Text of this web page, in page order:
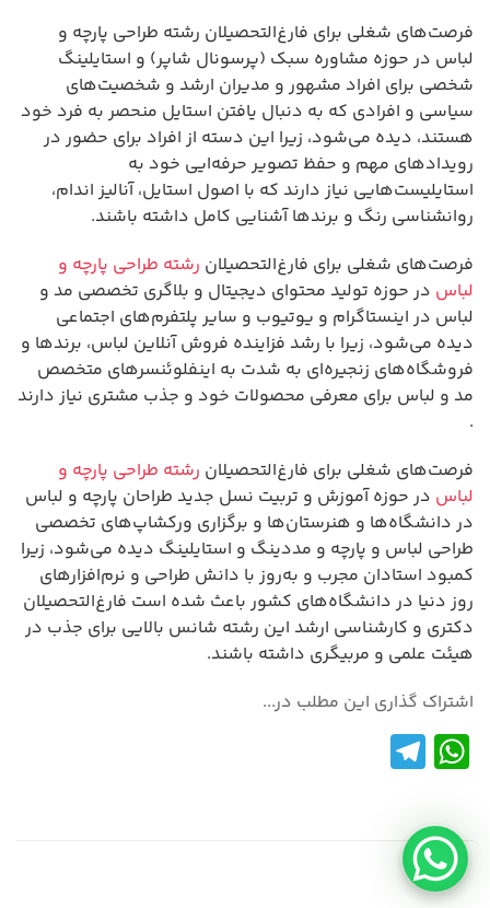
فرصت‌های شغلی برای فارغ‌التحصیلان رشته طراحی پارچه و
لباس در حوزه مشاوره سبک (پرسونال شاپر) و استایلینگ
شخصی برای افراد مشهور و مدیران ارشد و شخصیت‌های
سیاسی و افرادی که به دنبال یافتن استایل منحصر به فرد خود
هستند، دیده می‌شود، زیرا این دسته از افراد برای حضور در
رویدادهای مهم و حفظ تصویر حرفه‌ایی خود به
استایلیست‌هایی نیاز دارند که با اصول استایل، آنالیز اندام،
روانشناسی رنگ و برندها آشنایی کامل داشته باشند.
فرصت‌های شغلی برای فارغ‌التحصیلان رشته طراحی پارچه و
لباس در حوزه تولید محتوای دیجیتال و بلاگری تخصصی مد و
لباس در اینستاگرام و یوتیوب و سایر پلتفرم‌های اجتماعی
دیده می‌شود، زیرا با رشد فزاینده فروش آنلاین لباس، برندها و
فروشگاه‌های زنجیره‌ای به شدت به اینفلوئنسرهای متخصص
مد و لباس برای معرفی محصولات خود و جذب مشتری نیاز دارند
.
فرصت‌های شغلی برای فارغ‌التحصیلان رشته طراحی پارچه و
لباس در حوزه آموزش و تربیت نسل جدید طراحان پارچه و لباس
در دانشگاه‌ها و هنرستان‌ها و برگزاری ورکشاپ‌های تخصصی
طراحی لباس و پارچه و مددینگ و استایلینگ دیده می‌شود، زیرا
کمبود استادان مجرب و به‌روز با دانش طراحی و نرم‌افزارهای
روز دنیا در دانشگاه‌های کشور باعث شده است فارغ‌التحصیلان
دکتری و کارشناسی ارشد این رشته شانس بالایی برای جذب در
هیئت علمی و مربیگری داشته باشند.
اشتراک گذاری این مطلب در...
W
h
at
s
A